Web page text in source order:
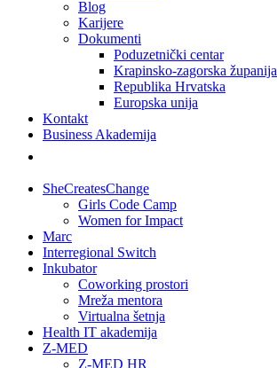
Blog
Karijere
Dokumenti
Poduzetnički centar
Krapinsko-zagorska županija
Republika Hrvatska
Europska unija
Kontakt
Business Akademija
SheCreatesChange
Girls Code Camp
Women for Impact
Marc
Interregional Switch
Inkubator
Coworking prostori
Mreža mentora
Virtualna šetnja
Health IT akademija
Z-MED
Z-MED HR